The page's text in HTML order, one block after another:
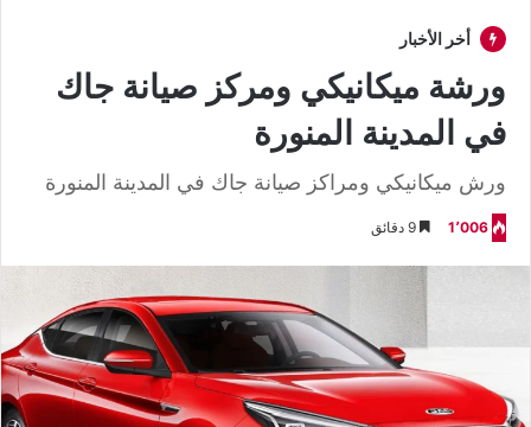
أخر الأخبار
ورشة ميكانيكي ومركز صيانة جاك
في المدينة المنورة
ورش ميكانيكي ومراكز صيانة جاك في المدينة المنورة
1٬006